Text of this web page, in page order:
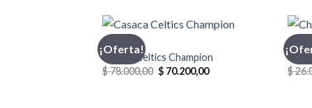
¡Oferta!
CASACA
Casaca Celtics Champion
$78.000,00 El
precio
$ 70.200,00El
$